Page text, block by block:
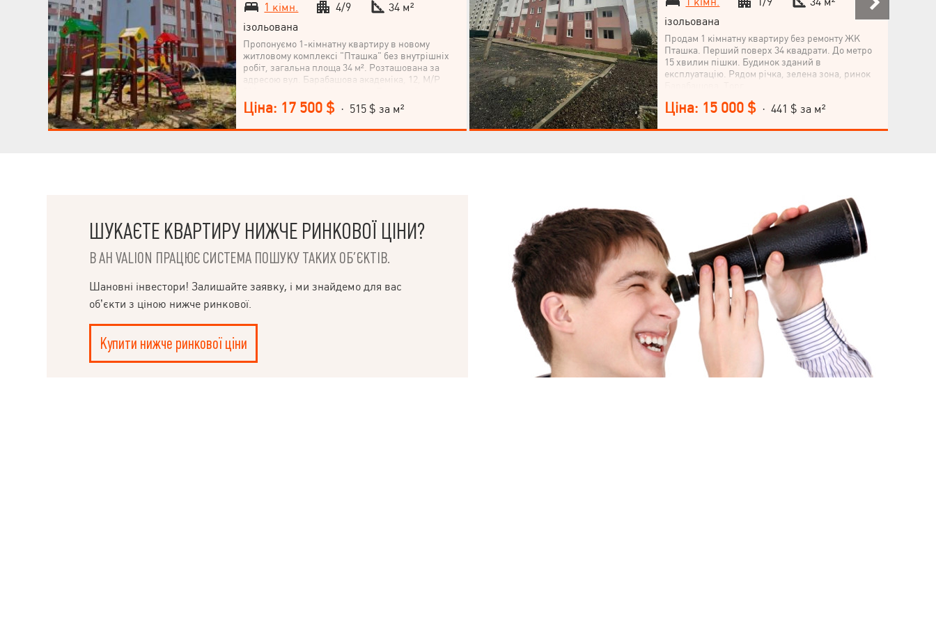
1 кімн.
4/9
34 м²
ізольована
Пропонуємо 1-кімнатну квартиру в новому
житловому комплексі "Пташка" без внутрішніх
робіт, загальна площа 34 м². Розташована за
адресою вул. Барабашова академіка, 12, М/Р
спальному районі міста Харкова. Квартира на 4-
му поверсі 9-поверхового будинку, кухня 8.30 м²,
житло в економ-класі. Не втрачайте можливості
Ціна: 17 500 $ · 515 $ за м²
ізольована
Продам 1 кімнатну квартиру без ремонту ЖК
Пташка. Перший поверх 34 квадрати. До метро
15 хвилин пішки. Будинок зданий в
експлуатацію. Рядом річка, зелена зона, ринок
Ціна: 15 000 $ · 441 $ за м²
ШУКАЄТЕ КВАРТИРУ НИЖЧЕ РИНКОВОЇ ЦІНИ?
В АН VALION ПРАЦЮЄ СИСТЕМА ПОШУКУ ТАКИХ ОБ’ЄКТІВ.
Шановні інвестори! Залишайте заявку, і ми знайдемо для вас
об’єкти з ціною нижче ринкової.
Купити нижче ринкової ціни
НАПИСАТИ
Мова
© 2019 – 2026 Valion real estate. Всі права захищені.
— WEB-інтегровані системи управління ріелторськими компаніями